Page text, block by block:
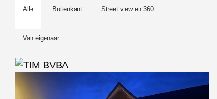
Alle Buitenkant Street view en 360
Van eigenaar